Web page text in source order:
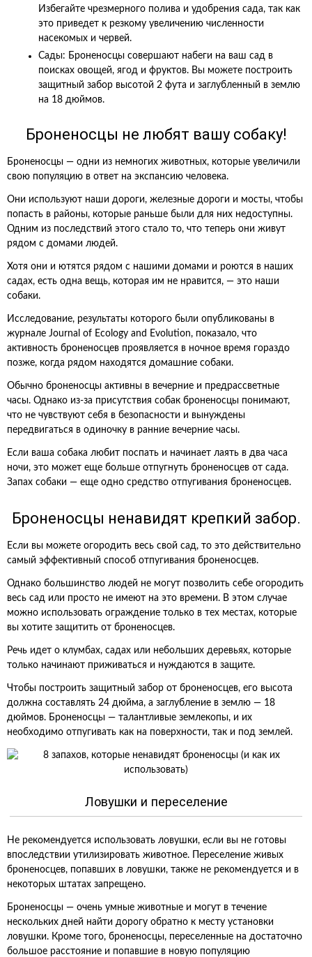
Избегайте чрезмерного полива и удобрения сада, так как
это приведет к резкому увеличению численности
насекомых и червей.
Сады: Броненосцы совершают набеги на ваш сад в
поисках овощей, ягод и фруктов. Вы можете построить
защитный забор высотой 2 фута и заглубленный в землю
на 18 дюймов.
Броненосцы не любят вашу собаку!
Броненосцы — одни из немногих животных, которые увеличили
свою популяцию в ответ на экспансию человека.
Они используют наши дороги, железные дороги и мосты, чтобы
попасть в районы, которые раньше были для них недоступны.
Одним из последствий этого стало то, что теперь они живут
рядом с домами людей.
Хотя они и ютятся рядом с нашими домами и роются в наших
садах, есть одна вещь, которая им не нравится, — это наши
собаки.
Исследование, результаты которого были опубликованы в
журнале Journal of Ecology and Evolution, показало, что
активность броненосцев проявляется в ночное время гораздо
позже, когда рядом находятся домашние собаки.
Обычно броненосцы активны в вечерние и предрассветные
часы. Однако из-за присутствия собак броненосцы понимают,
что не чувствуют себя в безопасности и вынуждены
передвигаться в одиночку в ранние вечерние часы.
Если ваша собака любит поспать и начинает лаять в два часа
ночи, это может еще больше отпугнуть броненосцев от сада.
Запах собаки — еще одно средство отпугивания броненосцев.
Броненосцы ненавидят крепкий забор.
Если вы можете огородить весь свой сад, то это действительно
самый эффективный способ отпугивания броненосцев.
Однако большинство людей не могут позволить себе огородить
весь сад или просто не имеют на это времени. В этом случае
можно использовать ограждение только в тех местах, которые
вы хотите защитить от броненосцев.
Речь идет о клумбах, садах или небольших деревьях, которые
только начинают приживаться и нуждаются в защите.
Чтобы построить защитный забор от броненосцев, его высота
должна составлять 24 дюйма, а заглубление в землю — 18
дюймов. Броненосцы — талантливые землекопы, и их
необходимо отпугивать как на поверхности, так и под землей.
Ловушки и переселение
Не рекомендуется использовать ловушки, если вы не готовы
впоследствии утилизировать животное. Переселение живых
броненосцев, попавших в ловушки, также не рекомендуется и в
некоторых штатах запрещено.
Броненосцы — очень умные животные и могут в течение
нескольких дней найти дорогу обратно к месту установки
ловушки. Кроме того, броненосцы, переселенные на достаточно
большое расстояние и попавшие в новую популяцию